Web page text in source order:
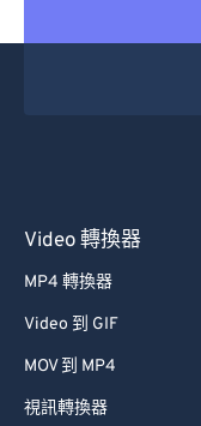
Video 轉換器
MP4 轉換器
Video 到 GIF
MOV 到 MP4
視訊轉換器